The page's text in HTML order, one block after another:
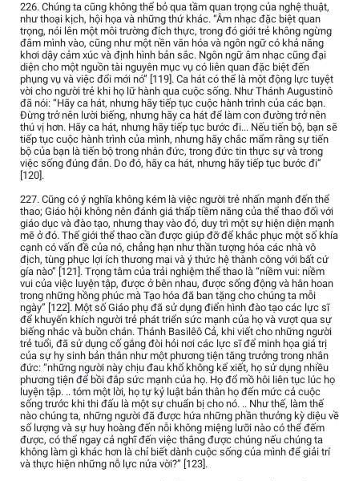
226. Chúng ta cũng không thể bỏ qua tầm quan trọng của nghệ thuật,
như thoại kịch, hội họa và những thứ khác. “Âm nhạc đặc biệt quan
trọng, nói lên một môi trường đích thực, trong đó giới trẻ không ngừng
đắm mình vào, cũng như một nền văn hóa và ngôn ngữ có khả năng
khơi dậy cảm xúc và định hình bản sắc. Ngôn ngữ âm nhạc cũng đại
diện cho một nguồn tài nguyên mục vụ có liên quan đặc biệt đến
phụng vụ và việc đổi mới nó” [119]. Ca hát có thể là một động lực tuyệt
vời cho người trẻ khi họ lữ hành qua cuộc sống. Như Thánh Augustinô
đã nói: “Hãy ca hát, nhưng hãy tiếp tục cuộc hành trình của các bạn.
Đừng trở nên lười biếng, nhưng hãy ca hát để làm con đường trở nên
thú vị hơn. Hãy ca hát, nhưng hãy tiếp tục bước đi... Nếu tiến bộ, bạn sẽ
tiếp tục cuộc hành trình của mình, nhưng hãy chắc mẩm rằng sự tiến
bộ của bạn là tiến bộ trong nhân đức, trong đức tin thực sự và trong
việc sống đúng đắn. Do đó, hãy ca hát, nhưng hãy tiếp tục bước đi”
[120].
227. Cũng có ý nghĩa không kém là việc người trẻ nhấn mạnh đến thể
thao; Giáo hội không nên đánh giá thấp tiềm năng của thể thao đối với
giáo dục và đào tạo, nhưng thay vào đó, duy trì một sự hiện diện mạnh
mẽ ở đó. Thế giới thể thao cần được giúp đỡ để khắc phục một số khía
cạnh có vấn đề của nó, chẳng hạn như thần tượng hóa các nhà vô
địch, tùng phục lợi ích thương mại và ý thức hệ thành công với bất cứ
gía nào” [121]. Trọng tâm của trải nghiệm thể thao là “niềm vui: niềm
vui của việc luyện tập, được ở bên nhau, được sống động và hân hoan
trong những hồng phúc mà Tạo hóa đã ban tặng cho chúng ta mỗi
ngày” [122]. Một số Giáo phụ đã sử dụng điển hình đào tạo các lực sĩ
để khuyến khích người trẻ phát triển sức mạnh của họ và vượt qua sự
biếng nhác và buồn chán. Thánh Basilêô Cả, khi viết cho những người
trẻ tuổi, đã sử dụng cố gắng đòi hỏi nơi các lực sĩ để minh họa giá trị
của sự hy sinh bản thân như một phương tiện tăng trưởng trong nhân
đức: “những người này chịu đau khổ không kể xiết, họ sử dụng nhiều
phương tiện để bồi đắp sức mạnh của họ. Họ đổ mồ hôi liên tục lúc họ
luyện tập. .. tóm một lời, họ tự kỷ luật bản thân họ đến mức cả cuộc
sống trước khi thi đấu là một sự chuẩn bị cho nó. .. Như thế, làm thế
nào chúng ta, những người đã được hứa những phần thưởng kỳ diệu về
số lượng và sự huy hoàng đến nỗi không miệng lưỡi nào có thể đếm
được, có thể ngay cả nghĩ đến việc thắng được chúng nếu chúng ta
không làm gì khác hơn là chỉ biết dành cuộc sống của mình để giải trí
và thực hiện những nỗ lực nửa vời?” [123].